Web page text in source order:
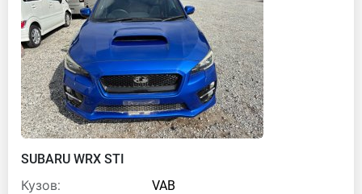
SUBARU WRX STI
Кузов:
VAB